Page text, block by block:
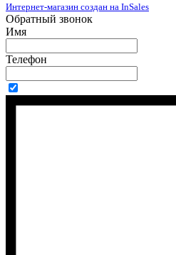
Интернет-магазин создан на InSales
Обратный звонок
Имя
Телефон